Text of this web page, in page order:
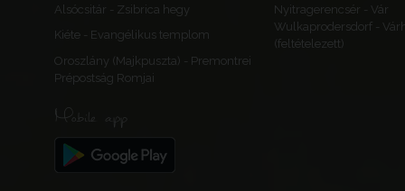
Alsócsitár - Zsibrica hegy
Nyitragerencsér - Vár
Kiéte - Evangélikus templom
Wulkaprodersdorf -
(feltételezett)
Oroszlány (Majkpuszta) - Premontrei
Prépostság Romjai
Mobile app